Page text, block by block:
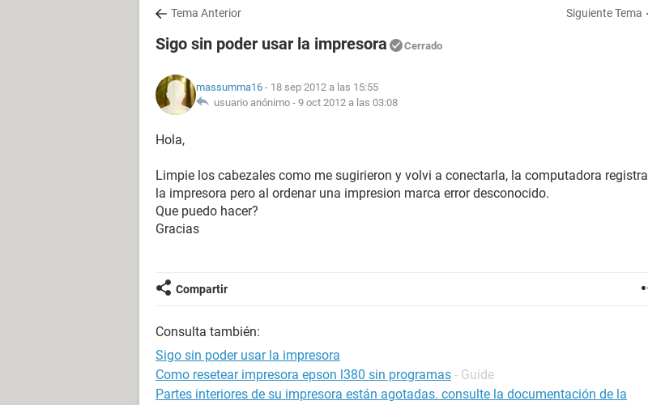
Tema Anterior Siguiente Tema
Sigo sin poder usar la impresora Cerrado
massumma16 - 18 sep 2012 a las 15:55
usuario anónimo - 9 oct 2012 a las 03:08
Hola,
Limpie los cabezales como me sugirieron y volvi a conectarla, la computadora registra
la impresora pero al ordenar una impresion marca error desconocido.
Que puedo hacer?
Gracias
Compartir
Consulta también:
Sigo sin poder usar la impresora
Como resetear impresora epson l380 sin programas - Guide
Partes interiores de su impresora están agotadas. consulte la documentación de la